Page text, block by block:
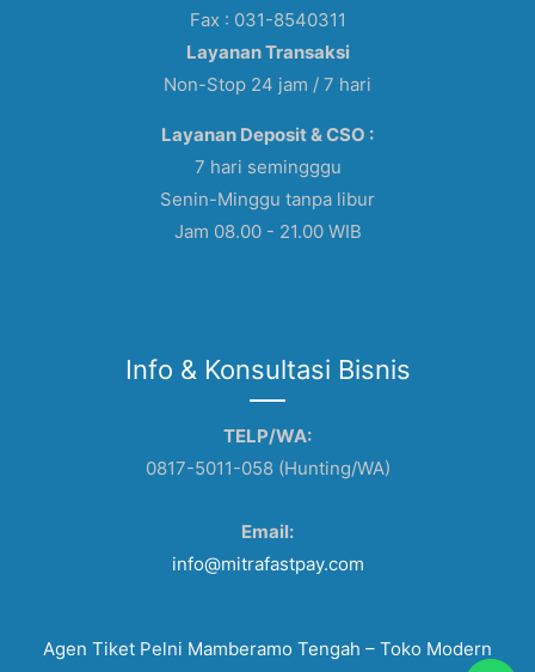
Fax : 031-8540311
Layanan Transaksi
Non-Stop 24 jam / 7 hari
Layanan Deposit & CSO :
7 hari semingggu
Senin-Minggu tanpa libur
Jam 08.00 - 21.00 WIB
Info & Konsultasi Bisnis
TELP/WA:
0817-5011-058 (Hunting/WA)
Email:
info@mitrafastpay.com
Agen Tiket Pelni Mamberamo Tengah – Toko Modern